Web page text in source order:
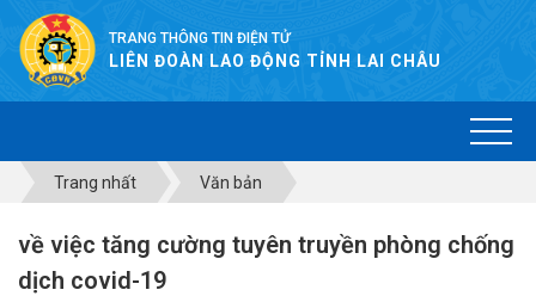
TRANG THÔNG TIN ĐIỆN TỬ
LIÊN ĐOÀN LAO ĐỘNG TỈNH LAI CHÂU
Trang nhất Văn bản
về việc tăng cường tuyên truyền phòng chống
dịch covid-19